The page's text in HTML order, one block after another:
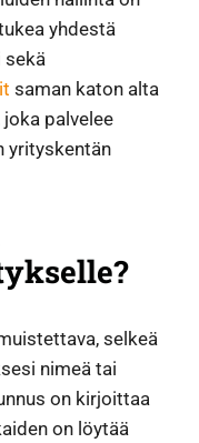
yhdestä
saman katon alta
palvelee
yrityskentän
selkeä
nimeä tai
on kirjoittaa
on löytää